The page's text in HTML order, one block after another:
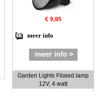
€ 9,95
meer info
Garden Lights Filaled lamp
12V, 4 watt